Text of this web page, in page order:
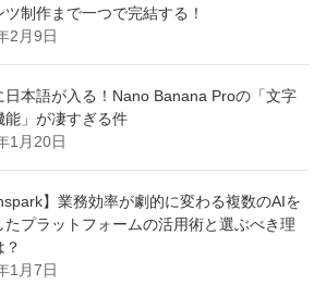
ツ制作まで一つで完結する！
2月9日
日本語が入る！Nano Banana Proの「文字
能」が凄すぎる件
1月20日
】業務効率が劇的に変わる複数のAIを
たプラットフォームの活用術と選ぶべき理
？
1月7日